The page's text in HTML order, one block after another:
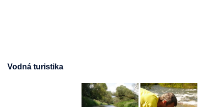
Vodná turistika